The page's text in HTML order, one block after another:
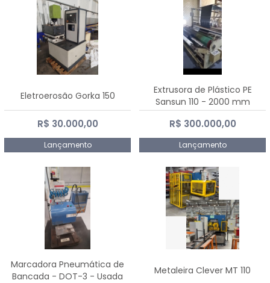
Eletroerosão Gorka 150
R$ 30.000,00
Lançamento
Extrusora de Plástico PE
Sansun 110 - 2000 mm
R$ 300.000,00
Lançamento
Marcadora Pneumática de
Bancada - DOT-3 - Usada
Metaleira Clever MT 110